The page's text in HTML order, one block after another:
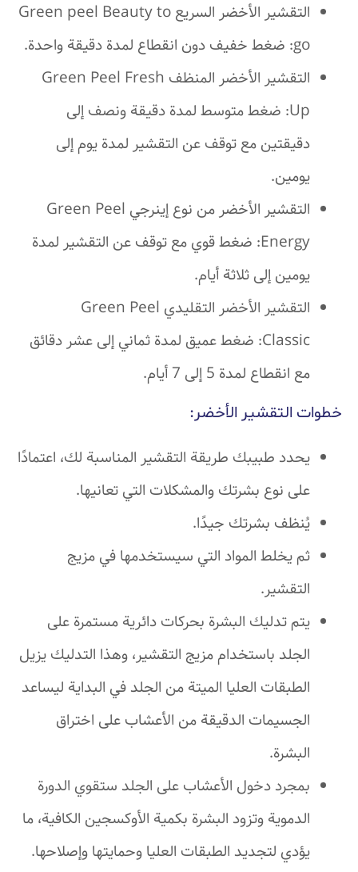
التقشير الأخضر السريع Green peel Beauty to
go: ضغط خفيف دون انقطاع لمدة دقيقة واحدة.
التقشير الأخضر المنظف Green Peel Fresh
Up: ضغط متوسط لمدة دقيقة ونصف إلى
دقيقتين مع توقف عن التقشير لمدة يوم إلى
يومين.
التقشير الأخضر من نوع إينرجي Green Peel
Energy: ضغط قوي مع توقف عن التقشير لمدة
يومين إلى ثلاثة أيام.
التقشير الأخضر التقليدي Green Peel
Classic: ضغط عميق لمدة ثماني إلى عشر دقائق
مع انقطاع لمدة 5 إلى 7 أيام.
خطوات التقشير الأخضر:
يحدد طبيبك طريقة التقشير المناسبة لك، اعتمادًا
على نوع بشرتك والمشكلات التي تعانيها.
يُنظف بشرتك جيدًا.
ثم يخلط المواد التي سيستخدمها في مزيج
التقشير.
يتم تدليك البشرة بحركات دائرية مستمرة على
الجلد باستخدام مزيج التقشير، وهذا التدليك يزيل
الطبقات العليا الميتة من الجلد في البداية ليساعد
الجسيمات الدقيقة من الأعشاب على اختراق
البشرة.
بمجرد دخول الأعشاب على الجلد ستقوي الدورة
الدموية وتزود البشرة بكمية الأوكسجين الكافية، ما
يؤدي لتجديد الطبقات العليا وحمايتها وإصلاحها.